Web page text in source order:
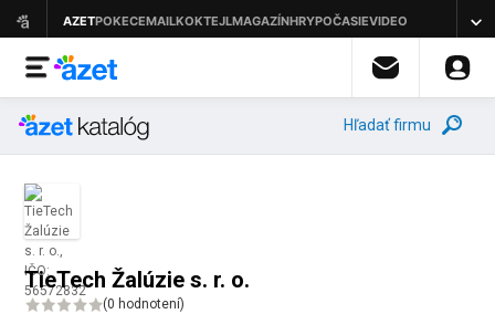
Hľadať firmu
TieTech Žalúzie s. r. o.
(0 hodnotení)